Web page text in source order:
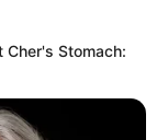
Cher's Stomach: